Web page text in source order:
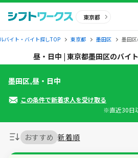
東京都
バイト・バイト探しTOP 東京都 墨田区 墨田
昼・日中 | 東京都墨田区のバイ
おすすめ 新着順
墨田区,昼・日中
この条件で新着求人を受け取る
※直近30日